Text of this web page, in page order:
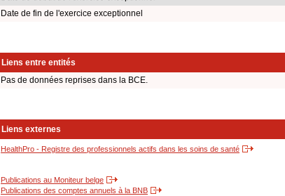
Date de fin de l'exercice exceptionnel
Liens entre entités
Pas de données reprises dans la BCE.
Liens externes
HealthPro - Registre des professionnels actifs dans les soins de santé
Publications au Moniteur belge
Publications des comptes annuels à la BNB